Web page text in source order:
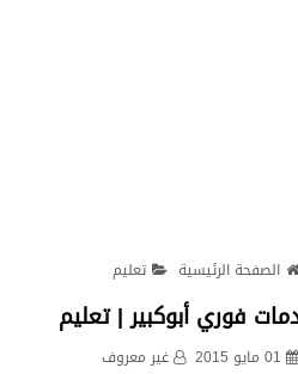
الصفحة الرئيسية تعليم
فوري أبوكبير | تعليم
01 مايو 2015 غير معروف